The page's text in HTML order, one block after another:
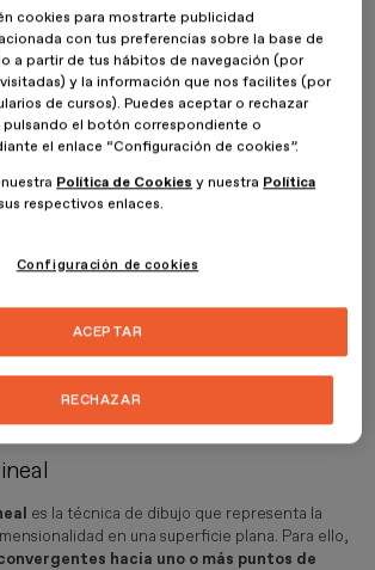
así se aumenta la sensación de
en el dibujo
dibujo se puede definir entonces como una
endibujar imágenes que son planas, es
dimensiones,de manera que parezcan
más grande que el que utilizado para
en el espacio.
diferentestipos de perspectiva en dibujo
es la técnica de dibujo que representa la
en una superficie plana. Para ello,
hacia uno o más puntos de
cookies para mostrarte publicidad
con tus preferencias sobre la base de
a partir de tus hábitos de navegación (por
y la información que nos facilites (por
de cursos). Puedes aceptar o rechazar
el botón correspondiente o
el enlace “Configuración de cookies”.
Política de Cookies y nuestra Política
respectivos enlaces.
Configuración de cookies
RECHAZAR
ACEPTAR